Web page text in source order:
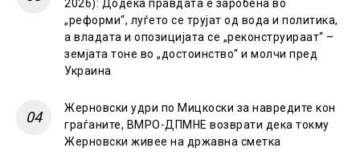
2026): Додека правдата е заробена во
„реформи“, луѓето се трујат од вода и политика,
а владата и опозицијата се „реконструираат“ –
земјата тоне во „достоинство“ и молчи пред
Украина
Жерновски удри по Мицкоски за навредите кон
граѓаните, ВМРО-ДПМНЕ возврати дека токму
Жерновски живее на државна сметка